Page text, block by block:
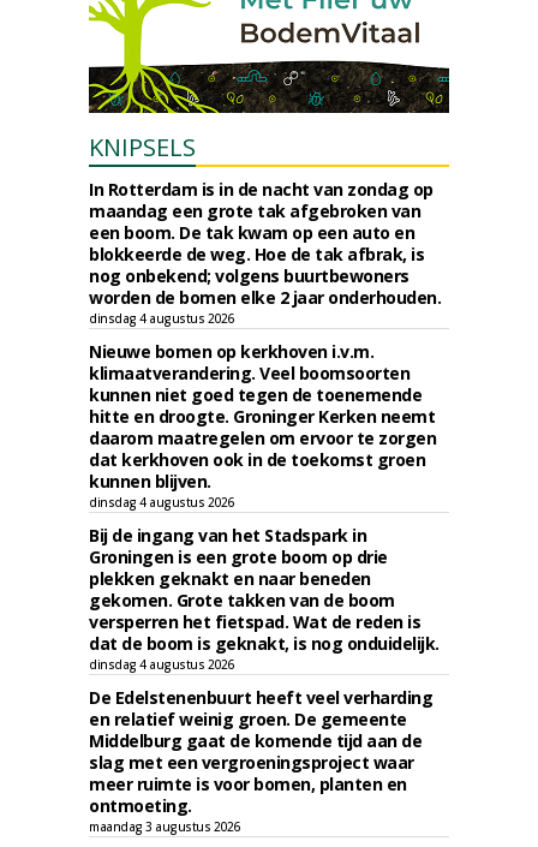
KNIPSELS
In Rotterdam is in de nacht van zondag op
maandag een grote tak afgebroken van
een boom. De tak kwam op een auto en
blokkeerde de weg. Hoe de tak afbrak, is
nog onbekend; volgens buurtbewoners
worden de bomen elke 2 jaar onderhouden.
dinsdag 4 augustus 2026
Nieuwe bomen op kerkhoven i.v.m.
klimaatverandering. Veel boomsoorten
kunnen niet goed tegen de toenemende
hitte en droogte. Groninger Kerken neemt
daarom maatregelen om ervoor te zorgen
dat kerkhoven ook in de toekomst groen
kunnen blijven.
dinsdag 4 augustus 2026
Bij de ingang van het Stadspark in
Groningen is een grote boom op drie
plekken geknakt en naar beneden
gekomen. Grote takken van de boom
versperren het fietspad. Wat de reden is
dat de boom is geknakt, is nog onduidelijk.
dinsdag 4 augustus 2026
De Edelstenenbuurt heeft veel verharding
en relatief weinig groen. De gemeente
Middelburg gaat de komende tijd aan de
slag met een vergroeningsproject waar
meer ruimte is voor bomen, planten en
ontmoeting.
maandag 3 augustus 2026